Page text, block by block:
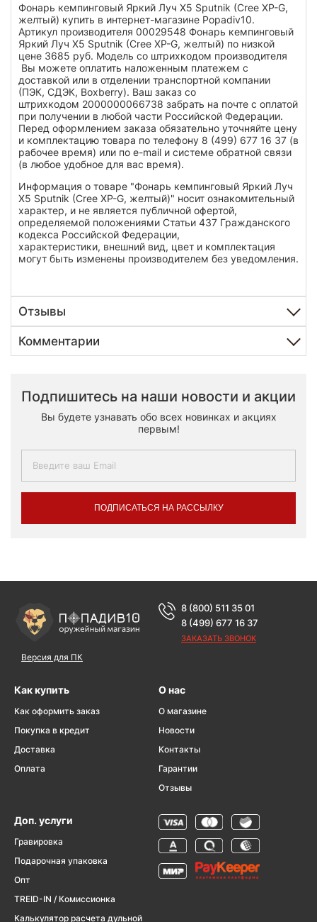
Фонарь кемпинговый Яркий Луч X5 Sputnik (Cree XP-G,
желтый) купить в интернет-магазине Popadiv10.
Артикул производителя 00029548 Фонарь кемпинговый
Яркий Луч X5 Sputnik (Cree XP-G, желтый) по низкой
цене 3685 руб. Модель со штрихкодом производителя
Вы можете оплатить наложенным платежем с
доставкой или в отделении транспортной компании
(ПЭК, СДЭК, Boxberry). Ваш заказ со
штрихкодом 2000000066738 забрать на почте с оплатой
при получении в любой части Российской Федерации.
Перед оформлением заказа обязательно уточняйте цену
и комплектацию товара по телефону 8 (499) 677 16 37 (в
рабочее время) или по e-mail и системе обратной связи
(в любое удобное для вас время).
Информация о товаре "Фонарь кемпинговый Яркий Луч
X5 Sputnik (Cree XP-G, желтый)" носит ознакомительный
характер, и не является публичной офертой,
определяемой положениями Статьи 437 Гражданского
кодекса Российской Федерации,
характеристики, внешний вид, цвет и комплектация
могут быть изменены производителем без уведомления.
Отзывы
Комментарии
Подпишитесь на наши новости и акции
Вы будете узнавать обо всех новинках и акциях
первым!
ПОДПИСАТЬСЯ НА РАССЫЛКУ
Версия для ПК
8 (800) 511 35 01
8 (499) 677 16 37
ЗАКАЗАТЬ ЗВОНОК
Как купить
Как оформить заказ
Покупка в кредит
Доставка
Оплата
О нас
О магазине
Новости
Контакты
Гарантии
Отзывы
Доп. услуги
Гравировка
Подарочная упаковка
Опт
TREID-IN / Комиссионка
Калькулятор расчета дульной